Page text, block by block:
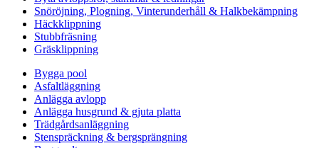
Snöröjning, Plogning, Vinterunderhåll & Halkbekämpning
Häckklippning
Stubbfräsning
Gräsklippning
Bygga pool
Asfaltläggning
Anlägga avlopp
Anlägga husgrund & gjuta platta
Trädgårdsanläggning
Stenspräckning & bergsprängning